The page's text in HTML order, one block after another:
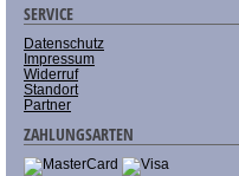
SERVICE
Datenschutz
Impressum
Widerruf
Standort
Partner
ZAHLUNGSARTEN